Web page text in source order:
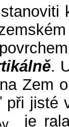
.
Zem
jisté
vje